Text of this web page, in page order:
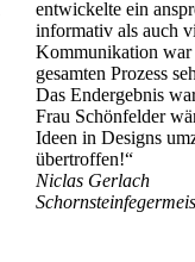
entwickelte ein
informativ als auch
Kommunikation war
gesamten Prozess
Das Endergebnis
Frau Schönfelder
Ideen in Designs
übertroffen!“
Niclas Gerlach